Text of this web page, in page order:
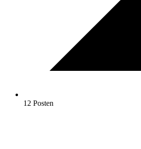
12 Posten